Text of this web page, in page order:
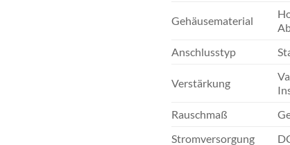
Gehäusematerial
Anschlusstyp
Verstärkung
Rauschmaß
Stromversorgung